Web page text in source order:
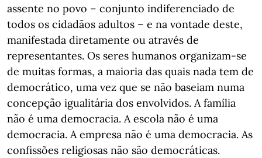
assente no povo – conjunto indiferenciado de
todos os cidadãos adultos – e na vontade deste,
manifestada diretamente ou através de
representantes. Os seres humanos organizam-se
de muitas formas, a maioria das quais nada tem de
democrático, uma vez que se não baseiam numa
concepção igualitária dos envolvidos. A família
não é uma democracia. A escola não é uma
democracia. A empresa não é uma democracia. As
confissões religiosas não são democráticas.